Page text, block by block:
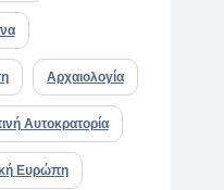
Αρχαιολογία
Αυτοκρατορία
Ευρώπη